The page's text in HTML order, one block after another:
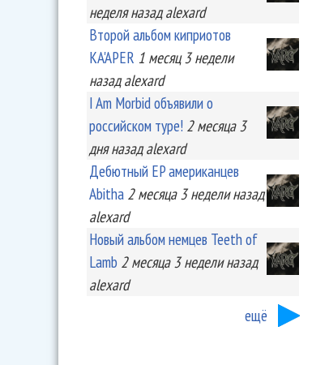
неделяназад alexard
Второй альбом киприотов
KA'APER 1 месяц 3 недели
назад alexard
I Am Morbid объявили о
российском туре! 2 месяца 3
дняназад alexard
Дебютный EP американцев
Abitha 2 месяца 3 неделиназад
alexard
Новый альбом немцев Teeth of
Lamb 2 месяца 3 неделиназад
alexard
ещё